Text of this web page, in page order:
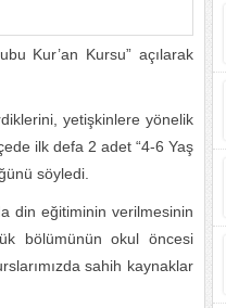
Kur’an Kursu” açılarak
yetişkinlere yönelik
ilk defa 2 adet “4-6 Yaş
söyledi.
din eğitiminin verilmesinin
bölümünün okul öncesi
sahih kaynaklar